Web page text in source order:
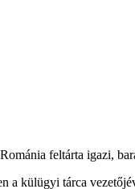
feltárta igazi,
külügyi tárca